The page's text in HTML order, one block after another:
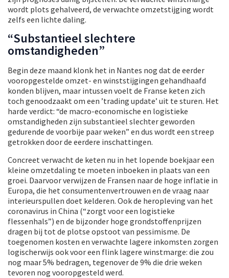
wordt plots gehalveerd, de verwachte omzetstijging wordt
zelfs een lichte daling.
“Substantieel slechtere
omstandigheden”
Begin deze maand klonk het in Nantes nog dat de eerder
vooropgestelde omzet- en winststijgingen gehandhaafd
konden blijven, maar intussen voelt de Franse keten zich
toch genoodzaakt om een ’trading update’ uit te sturen. Het
harde verdict: “de macro-economische en logistieke
omstandigheden zijn substantieel slechter geworden
gedurende de voorbije paar weken” en dus wordt een streep
getrokken door de eerdere inschattingen.
Concreet verwacht de keten nu in het lopende boekjaar een
kleine omzetdaling te moeten inboeken in plaats van een
groei. Daarvoor verwijzen de Fransen naar de hoge inflatie in
Europa, die het consumentenvertrouwen en de vraag naar
interieurspullen doet kelderen. Ook de heropleving van het
coronavirus in China (“zorgt voor een logistieke
flessenhals”) en de bijzonder hoge grondstoffenprijzen
dragen bij tot de plotse opstoot van pessimisme. De
toegenomen kosten en verwachte lagere inkomsten zorgen
logischerwijs ook voor een flink lagere winstmarge: die zou
nog maar 5% bedragen, tegenover de 9% die drie weken
tevoren nog vooropgesteld werd.